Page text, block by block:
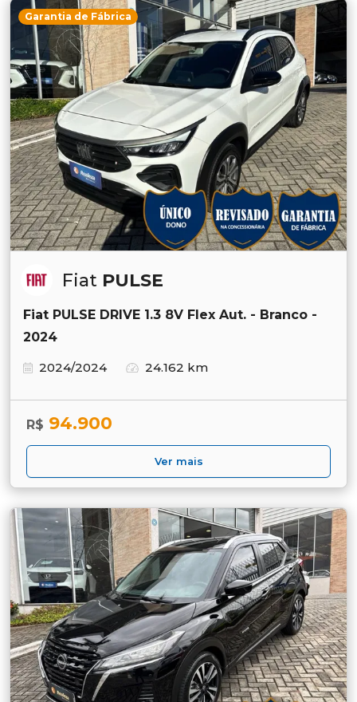
Garantia de Fábrica
Fiat PULSE
Fiat PULSE DRIVE 1.3 8V Flex Aut. - Branco -
2024
2024/2024
24.162 km
R$ 94.900
Ver mais